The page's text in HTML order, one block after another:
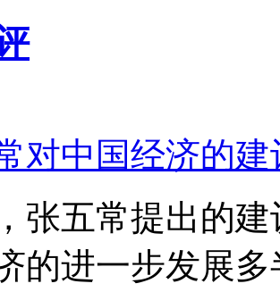
对中国经济的
张五常提出的
的进一步发展